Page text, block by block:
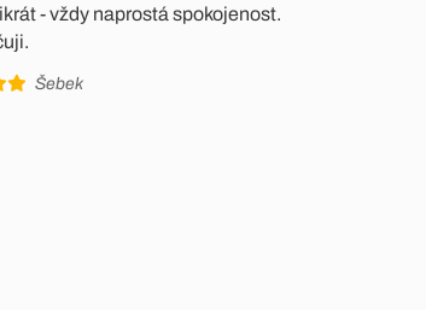
- vždy naprostá spokojenost.
Šebek